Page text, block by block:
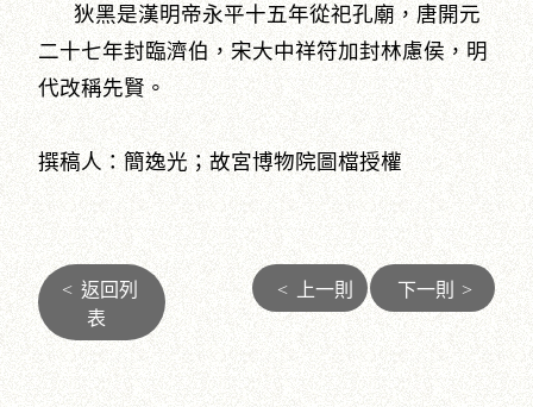
狄黑是漢明帝永平十五年從祀孔廟，唐開元
二十七年封臨濟伯，宋大中祥符加封林慮侯，明
代改稱先賢。
撰稿人：簡逸光；故宮博物院圖檔授權
< 返回列
表
< 上一則 下一則 >